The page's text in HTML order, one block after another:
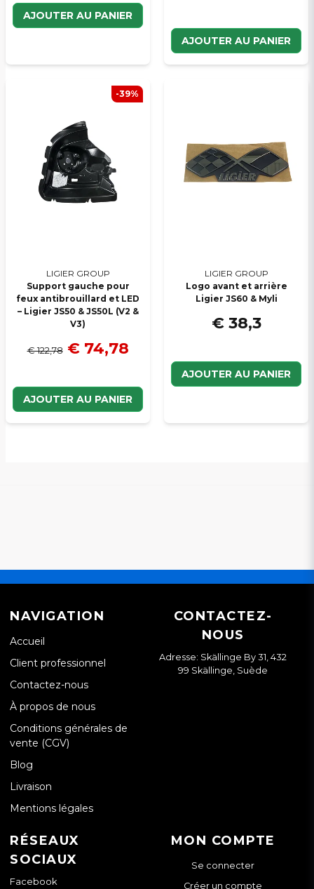
AJOUTER AU PANIER
AJOUTER AU PANIER
LIGIER GROUP
Support gauche pour
feux antibrouillard et LED
– Ligier JS50 & JS50L (V2 &
V3)
€ 122,78 € 74,78
AJOUTER AU PANIER
-39%
LIGIER GROUP
Logo avant et arrière
Ligier JS60 & Myli
€ 38,3
AJOUTER AU PANIER
NAVIGATION
Accueil
Client professionnel
Contactez-nous
À propos de nous
Conditions générales de
vente (CGV)
Blog
Livraison
Mentions légales
CONTACTEZ-
NOUS
Adresse: Skällinge By 31, 432
99 Skällinge, Suède
RÉSEAUX
SOCIAUX
Facebook
MON COMPTE
Se connecter
Créer un compte